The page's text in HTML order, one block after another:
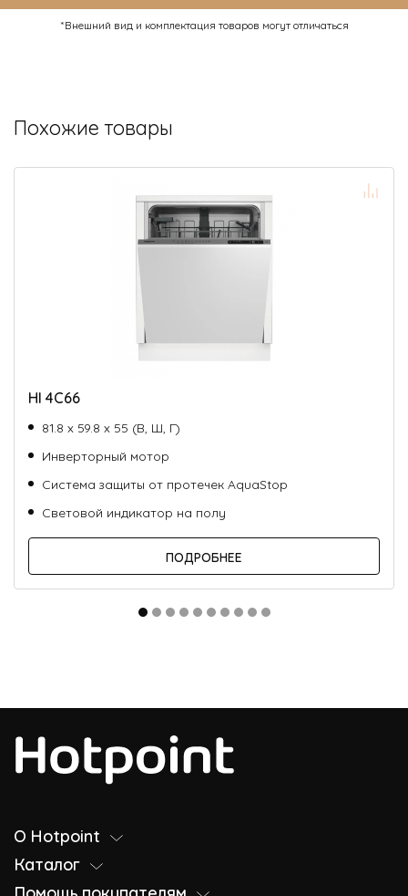
*Внешний вид и комплектация товаров могут отличаться
Похожие товары
HI 4C66
81.8 х 59.8 х 55 (В, Ш, Г)
Инверторный мотор
Система защиты от протечек AquaStop
Световой индикатор на полу
ПОДРОБНЕЕ
О Hotpoint
Каталог